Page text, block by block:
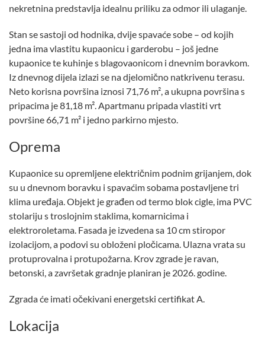
nekretnina predstavlja idealnu priliku za odmor ili ulaganje.
Stan se sastoji od hodnika, dvije spavaće sobe – od kojih
jedna ima vlastitu kupaonicu i garderobu – još jedne
kupaonice te kuhinje s blagovaonicom i dnevnim boravkom.
Iz dnevnog dijela izlazi se na djelomično natkrivenu terasu.
Neto korisna površina iznosi 71,76 m², a ukupna površina s
pripacima je 81,18 m². Apartmanu pripada vlastiti vrt
površine 66,71 m² i jedno parkirno mjesto.
Oprema
Kupaonice su opremljene električnim podnim grijanjem, dok
su u dnevnom boravku i spavaćim sobama postavljene tri
klima uređaja. Objekt je građen od termo blok cigle, ima PVC
stolariju s troslojnim staklima, komarnicima i
elektroroletama. Fasada je izvedena sa 10 cm stiropor
izolacijom, a podovi su obloženi pločicama. Ulazna vrata su
protuprovalna i protupožarna. Krov zgrade je ravan,
betonski, a završetak gradnje planiran je 2026. godine.
Zgrada će imati očekivani energetski certifikat A.
Lokacija